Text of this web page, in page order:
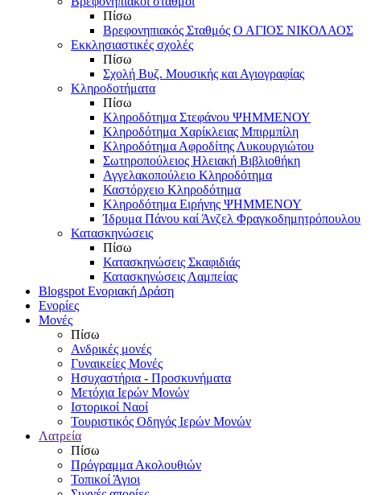
Πίσω
Βρεφονηπιακός Σταθμός Ο ΑΓΙΟΣ ΝΙΚΟΛΑΟΣ
Εκκλησιαστικές σχολές
Πίσω
Σχολή Βυζ. Μουσικής και Αγιογραφίας
Κληροδοτήματα
Πίσω
Κληροδότημα Στεφάνου ΨΗΜΜΕΝΟΥ
Κληροδότημα Χαρίκλειας Μπιρμπίλη
Κληροδότημα Αφροδίτης Λυκουργιώτου
Σωτηροπούλειος Ηλειακή Βιβλιοθήκη
Αγγελακοπούλειο Κληροδότημα
Καστόρχειο Κληροδότημα
Κληροδότημα Ειρήνης ΨΗΜΜΕΝΟΥ
Ίδρυμα Πάνου καί Άνζελ Φραγκοδημητρόπουλου
Κατασκηνώσεις
Πίσω
Κατασκηνώσεις Σκαφιδιάς
Κατασκηνώσεις Λαμπείας
Blogspot Ενοριακή Δράση
Ενορίες
Μονές
Πίσω
Ανδρικές μονές
Γυναικείες Μονές
Ησυχαστήρια - Προσκυνήματα
Μετόχια Ιερών Μονών
Ιστορικοί Ναοί
Τουριστικός Οδηγός Ιερών Μονών
Λατρεία
Πίσω
Πρόγραμμα Ακολουθιών
Τοπικοί Άγιοι